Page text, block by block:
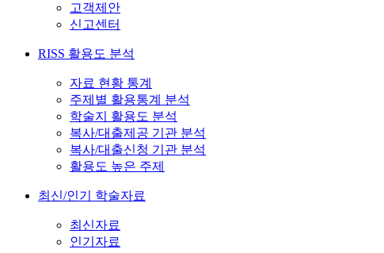
고객제안
신고센터
RISS 활용도 분석
자료 현황 통계
주제별 활용통계 분석
학술지 활용도 분석
복사/대출제공 기관 분석
복사/대출신청 기관 분석
활용도 높은 주제
최신/인기 학술자료
최신자료
인기자료